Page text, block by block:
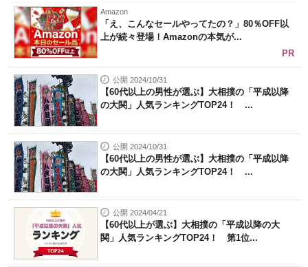
Amazon
「え、こんなセールやってたの？」80％OFF以
上が続々登場！Amazonの本気が...
PR
公開 2024/10/31
【60代以上の男性が選ぶ】大相撲の「平成以降
の大関」人気ランキングTOP24！ ...
公開 2024/10/31
【60代以上の男性が選ぶ】大相撲の「平成以降
の大関」人気ランキングTOP24！ ...
公開 2024/04/21
【60代以上が選ぶ】大相撲の「平成以降の大
関」人気ランキングTOP24！ 第1位...